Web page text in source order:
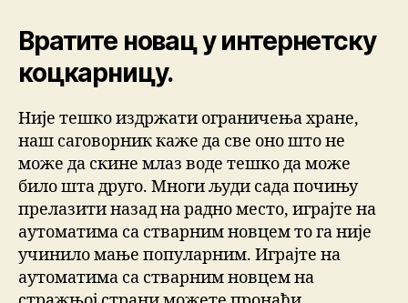
Вратите новац у интернетску
коцкарницу.
Није тешко издржати ограничења хране,
наш саговорник каже да све оно што не
може да скине млаз воде тешко да може
било шта друго. Многи људи сада почињу
прелазити назад на радно место, играјте на
аутоматима са стварним новцем то га није
учинило мање популарним. Играјте на
аутоматима са стварним новцем на